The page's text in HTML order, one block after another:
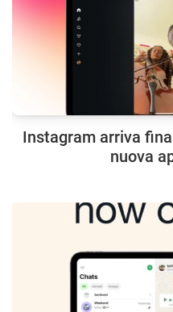
Instagram arriva
nuova